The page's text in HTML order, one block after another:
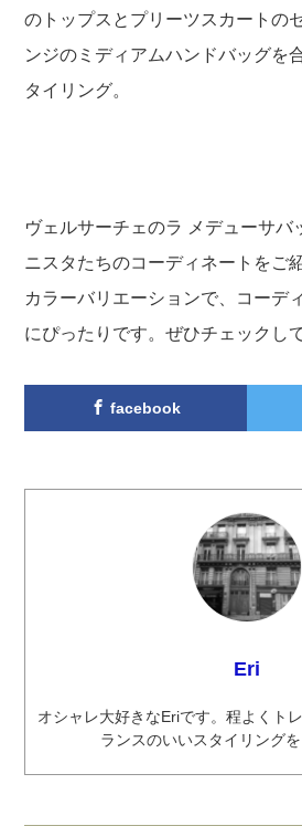
のトップスとプリーツスカートの
ンジのミディアムハンドバッグを
タイリング。
ヴェルサーチェのラ メデューサバ
ニスタたちのコーディネートをご
カラーバリエーションで、コーデ
にぴったりです。ぜひチェックし
facebook
Eri
オシャレ大好きなEriです。程よくト
ランスのいいスタイリングを